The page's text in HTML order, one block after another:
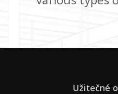
Užitečné